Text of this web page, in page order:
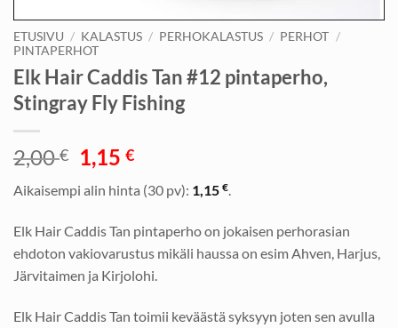
ETUSIVU / KALASTUS / PERHOKALASTUS / PERHOT /
PINTAPERHOT
Elk Hair Caddis Tan #12 pintaperho,
Stingray Fly Fishing
2,00€
Alkuperäinen
hinta
oli:
2,00 €.
1,15€Nykyinen
hinta
on:
1,15 €.
Aikaisempi alin hinta (30 pv): 1,15 €.
Elk Hair Caddis Tan pintaperho on jokaisen perhorasian
ehdoton vakiovarustus mikäli haussa on esim Ahven, Harjus,
Järvitaimen ja Kirjolohi.
Elk Hair Caddis Tan toimii keväästä syksyyn joten sen avulla